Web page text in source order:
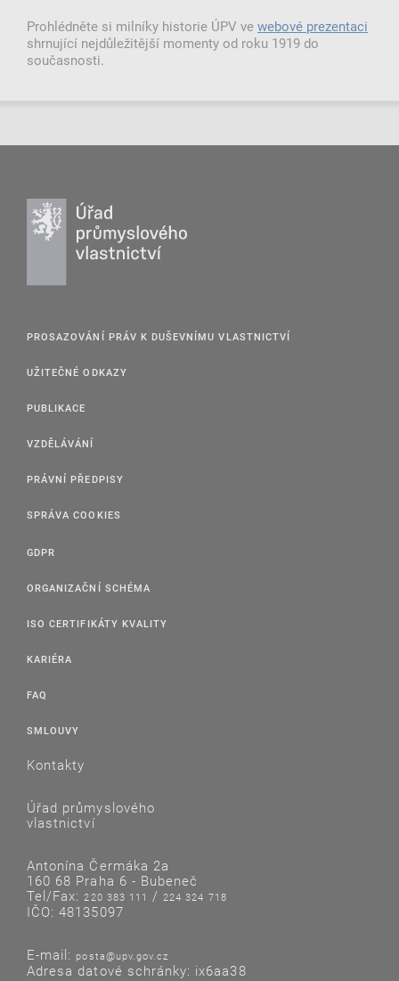
Prohlédněte si milníky historie ÚPV ve webové prezentaci
shrnující nejdůležitější momenty od roku 1919 do
současnosti.
PROSAZOVÁNÍ PRÁV K DUŠEVNÍMU VLASTNICTVÍ
UŽITEČNÉ ODKAZY
PUBLIKACE
VZDĚLÁVÁNÍ
PRÁVNÍ PŘEDPISY
SPRÁVA COOKIES
GDPR
ORGANIZAČNÍ SCHÉMA
ISO CERTIFIKÁTY KVALITY
KARIÉRA
FAQ
SMLOUVY
Kontakty
Úřad průmyslového
vlastnictví
Antonína Čermáka 2a
160 68 Praha 6 - Bubeneč
Tel/Fax:220 383 111 /224 324 718
IČO: 48135097
E-mail: posta@upv.gov.cz
Adresa datové schránky: ix6aa38